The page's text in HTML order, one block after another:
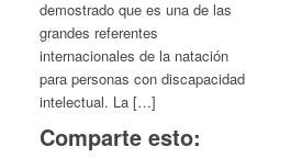
demostrado que es una de las
grandes referentes
internacionales de la natación
para personas con discapacidad
intelectual. La […]
Comparte esto: